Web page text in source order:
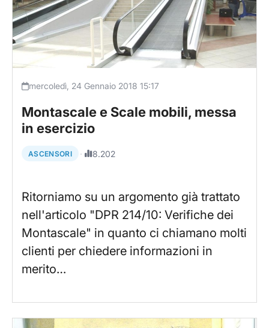
mercoledì, 24 Gennaio 2018 15:17
Montascale e Scale mobili, messa
in esercizio
ASCENSORI · 8.202
Ritorniamo su un argomento già trattato
nell'articolo "DPR 214/10: Verifiche dei
Montascale" in quanto ci chiamano molti
clienti per chiedere informazioni in
merito…